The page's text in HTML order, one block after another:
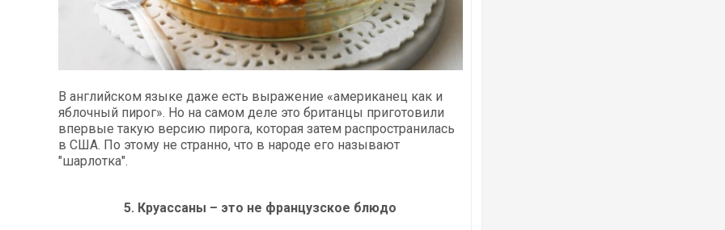
В английском языке даже есть выражение «американец как и
яблочный пирог». Но на самом деле это британцы приготовили
впервые такую версию пирога, которая затем распространилась
в США. По этому не странно, что в народе его называют
"шарлотка".
5. Круассаны – это не французское блюдо